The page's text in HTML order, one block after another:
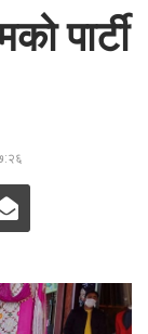
पार्टी